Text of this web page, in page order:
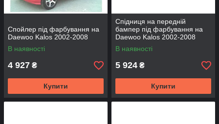
Спойлер під фарбування на
Daewoo Kalos 2002-2008
В наявності
4 927 ₴
Купити
Спідниця на передній
бампер під фарбування на
Daewoo Kalos 2002-2008
В наявності
5 924 ₴
Купити